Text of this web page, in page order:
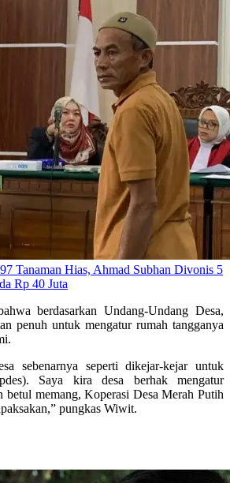
Tanaman Hias, Ahmad Subhan Divonis 5
Rp 40 Juta
berdasarkan Undang-Undang Desa,
penuh untuk mengatur rumah tangganya
sebenarnya seperti dikejar-kejar untuk
Saya kira desa berhak mengatur
betul memang, Koperasi Desa Merah Putih
pungkas Wiwit.